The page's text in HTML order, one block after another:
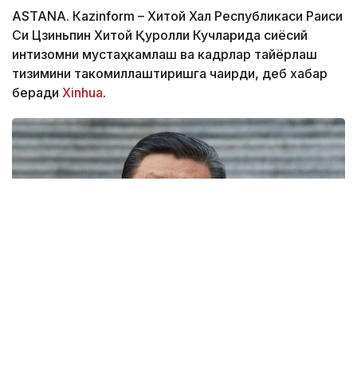
ASTANА. Кazinform – Хитой Халқ Республикаси Раиси
Си Цзиньпин Хитой Қуролли Кучларида сиёсий
интизомни мустаҳкамлаш ва кадрлар тайёрлаш
тизимини такомиллаштиришга чақирди, деб хабар
беради Xinhuа.